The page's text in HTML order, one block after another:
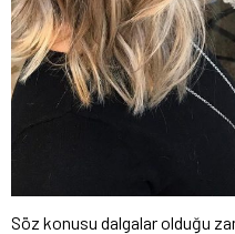
Söz konusu dalgalar olduğu